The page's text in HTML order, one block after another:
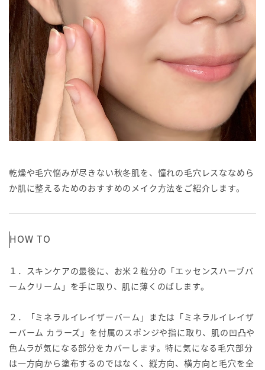
乾燥や毛穴悩みが尽きない秋冬肌を、憧れの毛穴レスななめら
か肌に整えるためのおすすめのメイク方法をご紹介します。
HOW TO
１．スキンケアの最後に、お米２粒分の「エッセンスハーブバ
ームクリーム」を手に取り、肌に薄くのばします。
２．「ミネラルイレイザーバーム」または「ミネラルイレイザ
ーバーム カラーズ」を付属のスポンジや指に取り、肌の凹凸や
色ムラが気になる部分をカバーします。特に気になる毛穴部分
は一方向から塗布するのではなく、縦方向、横方向と毛穴を全